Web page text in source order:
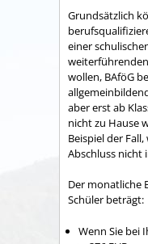
Grundsätzlich
einer
wollen, BAföG
aber erst ab
nicht zu Hause
Beispiel der
Abschluss nicht
Der monatliche
Schüler beträgt:
Wenn Sie bei